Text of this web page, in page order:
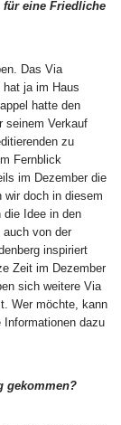
für eine Friedliche
Das Via
hat ja im Haus
hatte den
seinem Verkauf
zu
Fernblick
im Dezember die
wir doch in diesem
die Idee in den
von der
inspiriert
Zeit im Dezember
sich weitere Via
Wer möchte, kann
Informationen dazu
gekommen?